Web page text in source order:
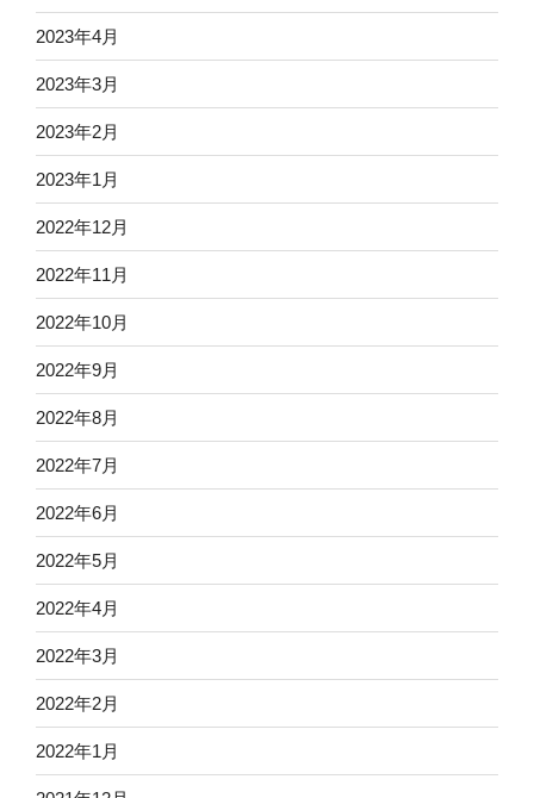
2023年4月
2023年3月
2023年2月
2023年1月
2022年12月
2022年11月
2022年10月
2022年9月
2022年8月
2022年7月
2022年6月
2022年5月
2022年4月
2022年3月
2022年2月
2022年1月